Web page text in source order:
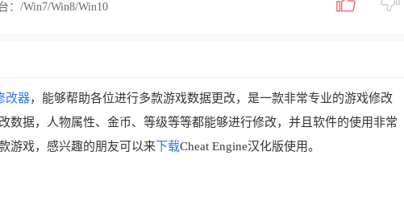
： /Win7/Win8/Win10
改器，能够帮助各位进行多款游戏数据更改，是一款非常专业的游戏修改
数据，人物属性、金币、等级等等都能够进行修改，并且软件的使用非常
游戏，感兴趣的朋友可以来下载Cheat Engine汉化版使用。